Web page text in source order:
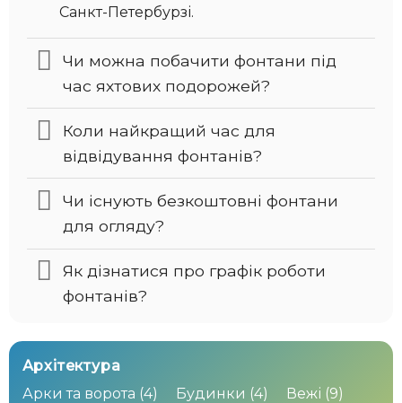
Санкт-Петербурзі.
Чи можна побачити фонтани під
час яхтових подорожей?
Коли найкращий час для
відвідування фонтанів?
Чи існують безкоштовні фонтани
для огляду?
Як дізнатися про графік роботи
фонтанів?
Архітектура
Арки та ворота (4) Будинки (4) Вежі (9)